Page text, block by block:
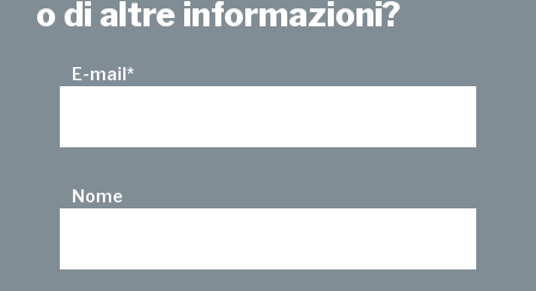
o di altre informazioni?
E-mail*
Nome